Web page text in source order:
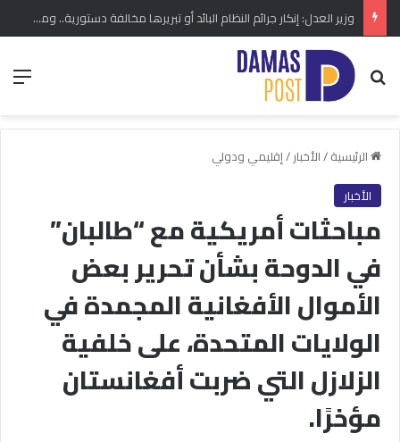
وزير العدل: إنكار جرائم النظام البائد أو تبريرها مخالفة دستورية.. ومشروع قانون خاص إلى مجلس الشعب
بحث عن
الرئيسية/الأخبار/إقليمي ودولي
الأخبار
مباحثات أمريكية مع “طالبان”
في الدوحة بشأن تحرير بعض
الأموال الأفغانية المجمدة في
الولايات المتحدة، على خلفية
الزلازل التي ضربت أفغانستان
مؤخرًا.